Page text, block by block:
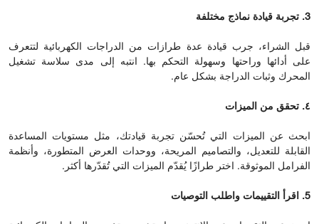
3. تجربة قيادة نماذج مختلفة
قبل الشراء، جرب قيادة عدة طرازات من الدراجات الكهربائية لتتعرف
على أدائها وراحتها وسهولة التحكم بها. انتبه إلى مدى سلاسة تشغيل
المحرك وثبات الدراجة بشكل عام.
٤. تحقق من الميزات
ابحث عن الميزات التي تُحسّن تجربة قيادتك، مثل مستويات المساعدة
القابلة للتعديل، والتصاميم المريحة، ووحدات العرض المتطورة، وأنظمة
الفرامل الموثوقة. اختر طرازًا يُقدّم الميزات التي تُقدّرها أكثر.
5. اقرأ التقييمات واطلب التوصيات